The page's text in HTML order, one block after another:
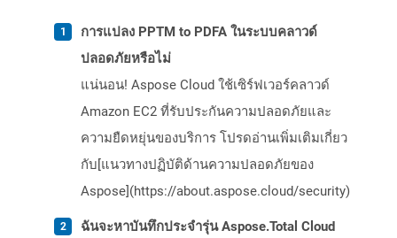
การแปลง PPTM to PDFA ในระบบคลาวด์
ปลอดภัยหรือไม่
แน่นอน! Aspose Cloud ใช้เซิร์ฟเวอร์คลาวด์
Amazon EC2 ที่รับประกันความปลอดภัยและ
ความยืดหยุ่นของบริการ โปรดอ่านเพิ่มเติมเกี่ยว
กับ[แนวทางปฏิบัติด้านความปลอดภัยของ
Aspose](https://about.aspose.cloud/security)
ฉันจะหาบันทึกประจำรุ่น Aspose.Total Cloud